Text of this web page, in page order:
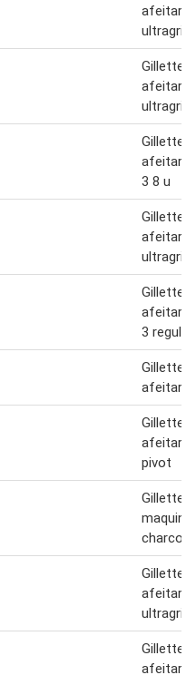
afeitar
ultragrip
Gillette
afeitar
ultragrip
Gillette
afeitar
3 8 u
Gillette
afeitar
ultragrip
Gillette
afeitar
3
Gillette
afeitar
Gillette
afeitar
pivot
Gillette
charcoal
Gillette
afeitar
ultragrip
Gillette
afeitar